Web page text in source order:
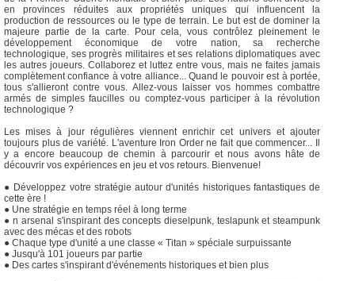
en provinces réduites aux propriétés uniques qui influencent la
production de ressources ou le type de terrain. Le but est de dominer la
majeure partie de la carte. Pour cela, vous contrôlez pleinement le
développement économique de votre nation, sa recherche
technologique, ses progrès militaires et ses relations diplomatiques avec
les autres joueurs. Collaborez et luttez entre vous, mais ne faites jamais
complètement confiance à votre alliance... Quand le pouvoir est à portée,
tous s'allieront contre vous. Allez-vous laisser vos hommes combattre
armés de simples faucilles ou comptez-vous participer à la révolution
technologique ?
Les mises à jour régulières viennent enrichir cet univers et ajouter
toujours plus de variété. L'aventure Iron Order ne fait que commencer... Il
y a encore beaucoup de chemin à parcourir et nous avons hâte de
découvrir vos expériences en jeu et vos retours. Bienvenue!
● Développez votre stratégie autour d'unités historiques fantastiques de
cette ère !
● Une stratégie en temps réel à long terme
● n arsenal s'inspirant des concepts dieselpunk, teslapunk et steampunk
avec des mécas et des robots
● Chaque type d'unité a une classe « Titan » spéciale surpuissante
● Jusqu'à 101 joueurs par partie
● Des cartes s'inspirant d'événements historiques et bien plus